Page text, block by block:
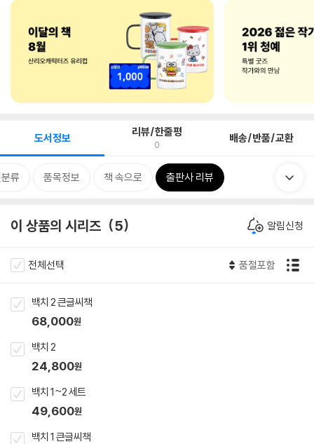
도서정보 리뷰/한줄평
0 배송/반품/교환
류 품목정보 책 속으로 출판사 리뷰
이 상품의 시리즈 5 알림신청
전체선택 품절포함
백치 2 큰글씨책
68,000원
백치 2
24,800원
백치 1~2 세트
49,600원
백치 1 큰글씨책